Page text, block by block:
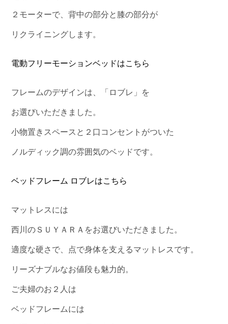
２モーターで、背中の部分と膝の部分が
リクライニングします。
電動フリーモーションベッドはこちら
フレームのデザインは、「ロブレ」を
お選びいただきました。
小物置きスペースと２口コンセントがついた
ノルディック調の雰囲気のベッドです。
ベッドフレーム ロブレはこちら
マットレスには
西川のＳＵＹＡＲＡをお選びいただきました。
適度な硬さで、点で身体を支えるマットレスです。
リーズナブルなお値段も魅力的。
ご夫婦のお２人は
ベッドフレームには